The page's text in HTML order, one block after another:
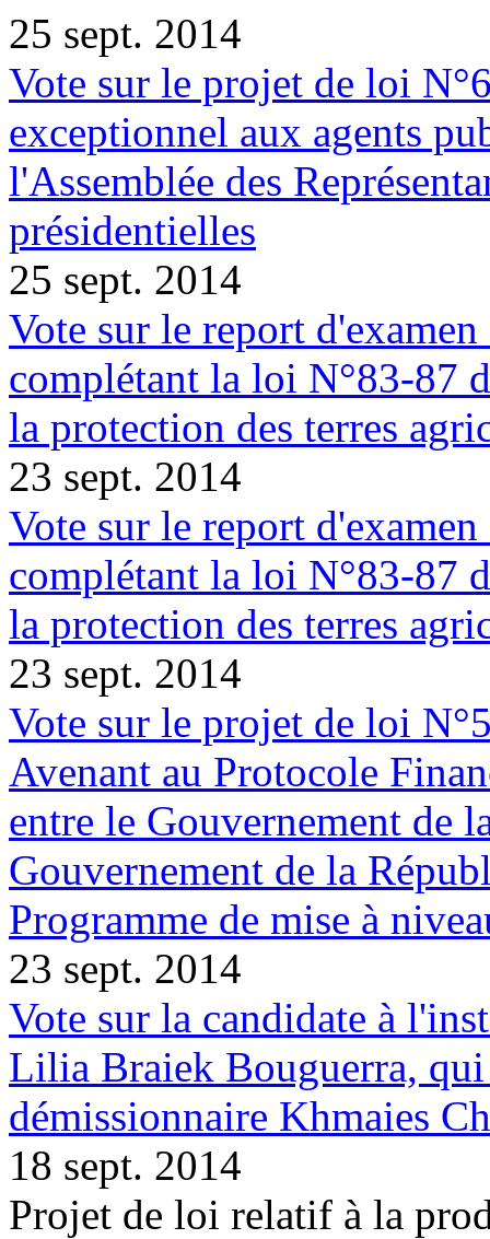
25 sept. 2014
Vote sur le projet de loi
exceptionnel aux agents
l'Assemblée des
présidentielles
25 sept. 2014
Vote sur le report
complétant la loi N°83-87
la protection des terres
23 sept. 2014
Vote sur le report
complétant la loi N°83-87
la protection des terres
23 sept. 2014
Vote sur le projet de loi
Avenant au Protocole
entre le Gouvernement de
Gouvernement de la
Programme de mise à
23 sept. 2014
Vote sur la candidate à
Lilia Braiek Bouguerra, qui
démissionnaire Khmaies
18 sept. 2014
Projet de loi relatif à la